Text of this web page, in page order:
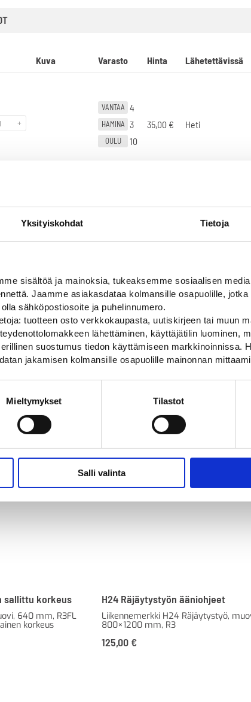
Yksityiskohdat Tietoja
sisältöä ja mainoksia, tukeaksemme sosiaalisen
Jaamme asiakasdataa kolmansille osapuolille,
sähköpostiosoite ja puhelinnumero.
tuotteen osto verkkokaupasta, uutiskirjeen tai muun
lähettäminen, käyttäjätilin luominen,
suostumus tiedon käyttämiseen markkinoinnissa.
jakamisen kolmansille osapuolille mainonnan
Mieltymykset Tilastot
Salli valinta
Kuva Varasto Hinta Lähetettävissä
+
VANTAA 4
HAMINA 3
OULU 10
35,00 € Heti
11
OULU 0
sallittu korkeus
640 mm, R3FL
korkeus
H24 Räjäytystyön ääniohjeet
Liikennemerkki H24 Räjäytystyö,
800×1200 mm, R3
125,00 €